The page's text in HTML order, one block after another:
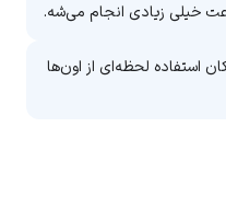
خیلی زیادی انجام می‌شه.
استفاده لحظه‌ای از اون‌ها